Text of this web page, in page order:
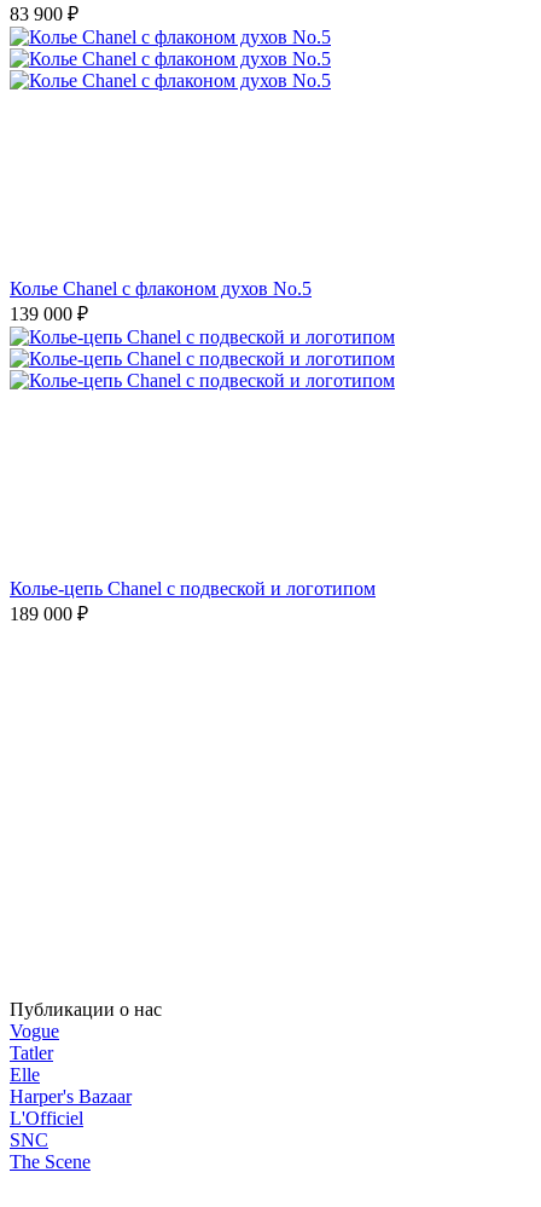
83 900 ₽
Колье Chanel с флаконом духов No.5
139 000 ₽
Колье-цепь Chanel с подвеской и логотипом
189 000 ₽
Публикации о нас
Vogue
Tatler
Elle
Harper's Bazaar
L'Officiel
SNC
The Scene